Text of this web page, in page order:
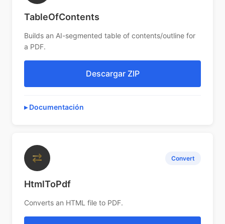
TableOfContents
Builds an AI-segmented table of contents/outline for
a PDF.
Descargar ZIP
Documentación
⇄ Convert
HtmlToPdf
Converts an HTML file to PDF.